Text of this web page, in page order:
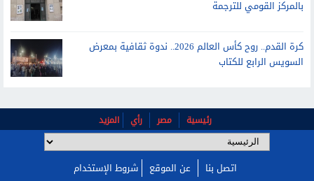
السويس الرابع للكتاب
اتصل بنا عن الموقع شروط الإستخدام
بوابة الشروق 2026 - جميع الحقوق محفوظة